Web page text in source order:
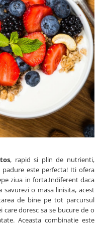
, rapid si plin de nutrienti,
este perfecta! Iti ofera
ziua in forta.Indiferent daca
o masa linisita, acest
de bine pe tot parcursul
care doresc sa se bucure de o
Aceasta combinatie este